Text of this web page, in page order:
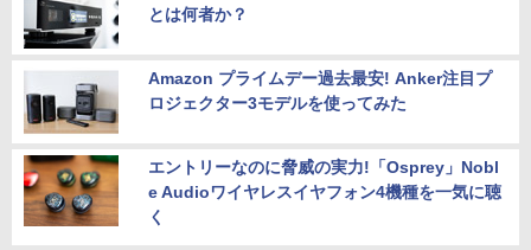
とは何者か？
Amazon プライムデー過去最安! Anker注目プ
ロジェクター3モデルを使ってみた
エントリーなのに脅威の実力!「Osprey」Nobl
e Audioワイヤレスイヤフォン4機種を一気に聴
く